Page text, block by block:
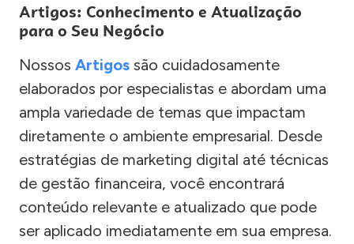
Artigos: Conhecimento e Atualização
para o Seu Negócio
Nossos Artigos são cuidadosamente
elaborados por especialistas e abordam uma
ampla variedade de temas que impactam
diretamente o ambiente empresarial. Desde
estratégias de marketing digital até técnicas
de gestão financeira, você encontrará
conteúdo relevante e atualizado que pode
ser aplicado imediatamente em sua empresa.